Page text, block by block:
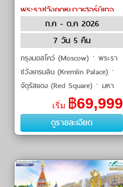
พระราชวังฤดูหนาวเฮอร์มิเทจ
by Oman Air
ก.ค - ต.ค 2026
7 วัน 5 คืน
กรุงมอสโคว์ (Moscow)ㆍพระรา
ชวังเครมลิน (Kremlin Palace)ㆍ
จัตุรัสแดง (Red Square)ㆍมหา
วิหารเซนต์บาซิล (Saint Basil's
Cathedral)ㆍถนนคนเดินอารบัต
(Arbat Stree
เริ่ม ฿69,999
ดูรายละเอียด